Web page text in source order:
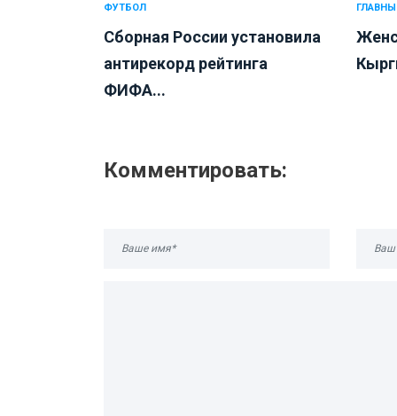
ФУТБОЛ
Сборная России установила
антирекорд рейтинга
ФИФА...
Комментировать: